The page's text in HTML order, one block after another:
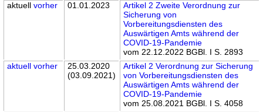
aktuellvorher 01.01.2023
Artikel 2 Zweite Verordnung zur
Sicherung von
Vorbereitungsdiensten des
Auswärtigen Amts während der
COVID-19-Pandemie
vom 22.12.2022 BGBl. I S. 2893
aktuell vorher
25.03.2020
(03.09.2021)
Artikel 2 Verordnung zur Sicherung
von Vorbereitungsdiensten des
Auswärtigen Amts während der
COVID-19-Pandemie
vom 25.08.2021 BGBl. I S. 4058